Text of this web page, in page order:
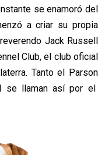
se enamoró del
a criar su propia
Jack Russell
Club, el club oficial
Tanto el Parson
se llaman así por el